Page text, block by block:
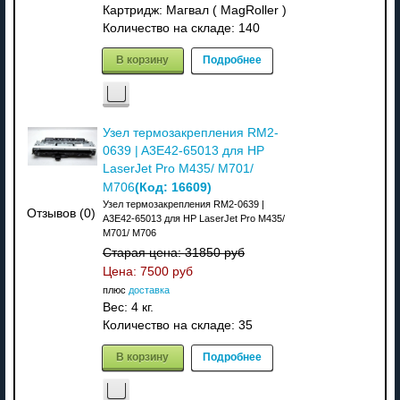
Картридж: Магвал ( MagRoller )
Количество на складе: 140
В корзину Подробнее
Отзывов (0)
Узел термозакрепления RM2-
0639 | A3E42-65013 для HP
LaserJet Pro M435/ M701/
M706(Код: 16609)
Узел термозакрепления RM2-0639 |
A3E42-65013 для HP LaserJet Pro M435/
M701/ M706
Старая цена:31850 руб
Цена: 7500 руб
плюс доставка
Вес: 4 кг.
Количество на складе: 35
В корзину Подробнее